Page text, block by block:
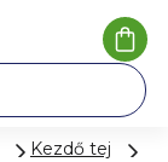
Kezdő tej